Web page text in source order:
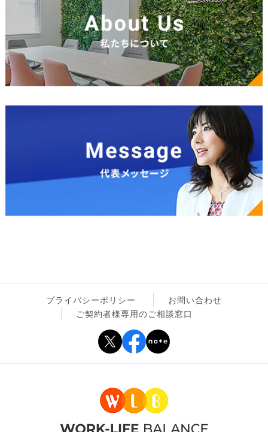
プライバシーポリシー
お問い合わせ
ご契約者様専用のご相談窓口